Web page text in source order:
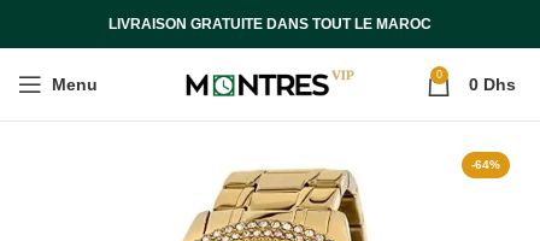
LIVRAISON GRATUITE DANS TOUT LE MAROC
Menu 0 0 Dhs
-64%